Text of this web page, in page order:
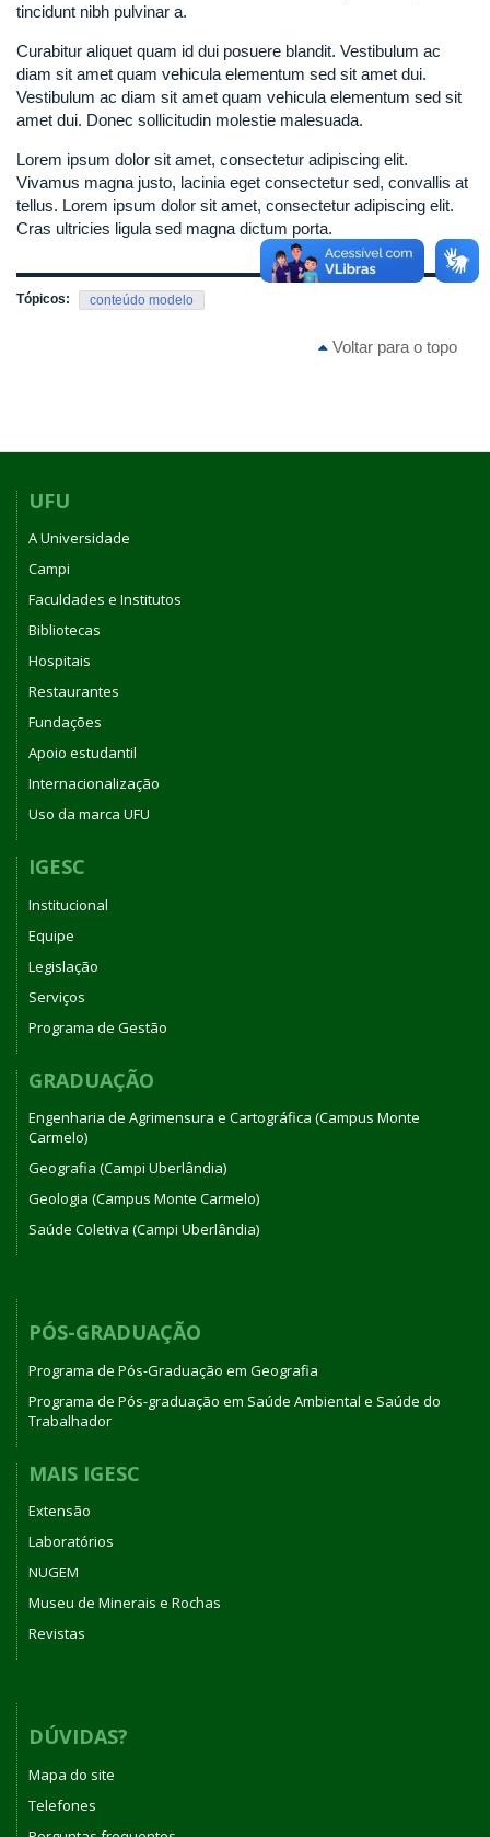
tincidunt nibh pulvinar a.
Curabitur aliquet quam id dui posuere blandit. Vestibulum ac
diam sit amet quam vehicula elementum sed sit amet dui.
Vestibulum ac diam sit amet quam vehicula elementum sed sit
amet dui. Donec sollicitudin molestie malesuada.
Lorem ipsum dolor sit amet, consectetur adipiscing elit.
Vivamus magna justo, lacinia eget consectetur sed, convallis at
tellus. Lorem ipsum dolor sit amet, consectetur adipiscing elit.
Cras ultricies ligula sed magna dictum porta.
Tópicos: conteúdo modelo
Voltar para o topo
UFU
A Universidade
Campi
Faculdades e Institutos
Bibliotecas
Hospitais
Restaurantes
Fundações
Apoio estudantil
Internacionalização
Uso da marca UFU
IGESC
Institucional
Equipe
Legislação
Serviços
Programa de Gestão
GRADUAÇÃO
Engenharia de Agrimensura e Cartográfica (Campus Monte
Carmelo)
Geografia (Campi Uberlândia)
Geologia (Campus Monte Carmelo)
Saúde Coletiva (Campi Uberlândia)
PÓS-GRADUAÇÃO
Programa de Pós-Graduação em Geografia
Programa de Pós-graduação em Saúde Ambiental e Saúde do
Trabalhador
MAIS IGESC
Extensão
Laboratórios
NUGEM
Museu de Minerais e Rochas
Revistas
DÚVIDAS?
Mapa do site
Telefones